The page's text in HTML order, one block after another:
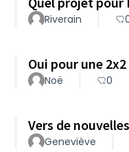
Riverain
Oui pour une
Noë 0
Vers de
Geneviève